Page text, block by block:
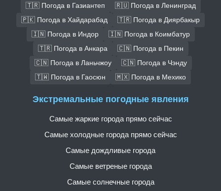
🇹🇷 Погода в Газиантеп
🇷🇺 Погода в Ленинград
🇵🇰 Погода в Хайдарабад
🇹🇷 Погода в Диярбакыр
🇮🇳 Погода в Индор
🇮🇳 Погода в Коимбатур
🇹🇷 Погода в Анкара
🇨🇳 Погода в Пекин
🇨🇳 Погода в Ланьчжоу
🇨🇳 Погода в Чэнду
🇹🇼 Погода в Гаосюн
🇲🇽 Погода в Мехико
Экстремальные погодные явления
Самые жаркие города прямо сейчас
Самые холодные города прямо сейчас
Самые дождливые города
Самые ветреные города
Самые солнечные города